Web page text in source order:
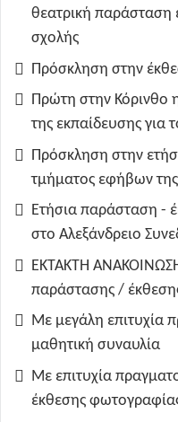
θεατρική
σχολής
Πρόσκληση στην
Πρώτη στην Κόρινθο
της εκπαίδευσης για
Πρόσκληση στην
τμήματος εφήβων
Ετήσια παράσταση -
στο Αλεξάνδρειο
ΕΚΤΑΚΤΗ
παράστασης /
Με μεγάλη επιτυχία
μαθητική συναυλία
Με επιτυχία
έκθεσης